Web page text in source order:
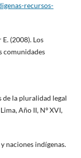
recursos-
(2008). Los
comunidades
de la pluralidad legal
Año II, Nº XVI,
naciones indígenas.